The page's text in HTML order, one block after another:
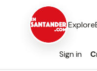
Explore
Sign in